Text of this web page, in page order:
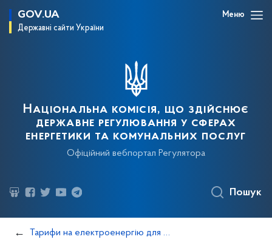
GOV.UA
Державні сайти України
Меню
Національна комісія, що здійснює
державне регулювання у сферах
енергетики та комунальних послуг
Офіційний вебпортал Регулятора
Пошук
Тарифи на електроенергію для непобутових споживачів